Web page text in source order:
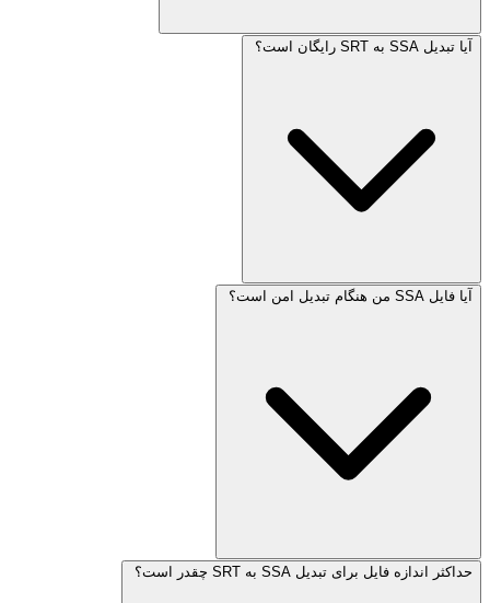
آیا تبدیل SSA به SRT رایگان است؟
آیا فایل SSA من هنگام تبدیل امن است؟
حداکثر اندازه فایل برای تبدیل SSA به SRT چقدر است؟